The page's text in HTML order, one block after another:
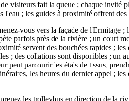
visiteurs fait la queue ; chaque invité
l'eau ; les guides à proximité offrent des
vous vers la façade de l'Ermitage
parfois près de la rivière ; un court
servent des bouchées rapides ;
; des collations sont disponibles ; un
peut parcourir les étals de tissus,
les heures du dernier appel ;
les trolleybus en direction de la